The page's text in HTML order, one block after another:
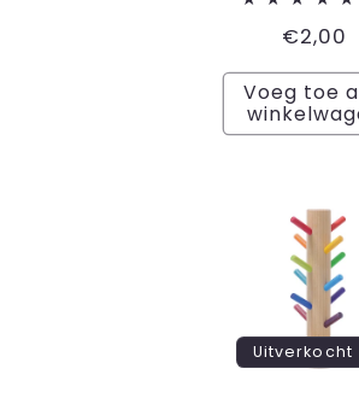
prijs
€2,00
Voeg toe
Uitverkocht